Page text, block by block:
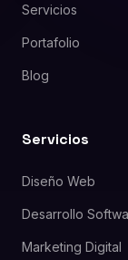
Servicios
Portafolio
Blog
Servicios
Diseño Web
Desarrollo
Marketing Digital